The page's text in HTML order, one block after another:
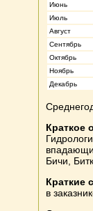
Июнь
Июль
Август
Сентябрь
Октябрь
Ноябрь
Декабрь
Краткое
Бичи,
Краткие
в